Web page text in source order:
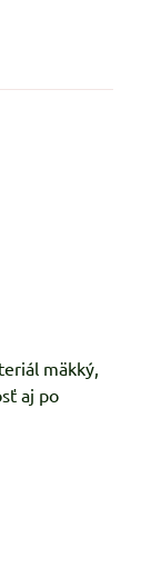
mäkký,
aj po